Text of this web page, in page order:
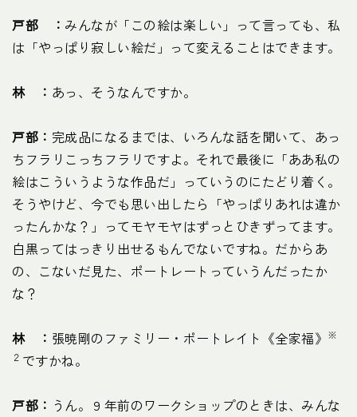
戸部 ： みんなが「この絵は楽しい」って言っても、私
は「やっぱり寂しい絵だ」って変えることはできます。
林 ： あっ、そうなんですか。
戸部： 完成品になるまでは、いろんな話を聞いて、あっ
ちフラリこっちフラリですよ。それで最後に「ああ私の
絵はこういうような作品だ」っていうのにたどり着く。
そうやけど、今でも思い出したら「やっぱりあれは違か
ったんかな？」ってモヤモヤはずっとひきずってます。
白黒ってはっきり出せるもんでないですね。だからあ
の、こないだ見た、ポートレートっていうんだったか
な？
林 ： 張暁剛のファミリー・ポートレイト《全家福》 ※
２ ですかね。
戸部： うん。９年前のワークショップのときは、みんな